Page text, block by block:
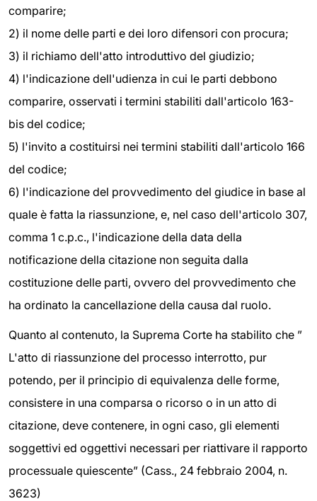
comparire;
2) il nome delle parti e dei loro difensori con procura;
3) il richiamo dell'atto introduttivo del giudizio;
4) l'indicazione dell'udienza in cui le parti debbono
comparire, osservati i termini stabiliti dall'articolo 163-
bis del codice;
5) l'invito a costituirsi nei termini stabiliti dall'articolo 166
del codice;
6) l'indicazione del provvedimento del giudice in base al
quale è fatta la riassunzione, e, nel caso dell'articolo 307,
comma 1 c.p.c., l'indicazione della data della
notificazione della citazione non seguita dalla
costituzione delle parti, ovvero del provvedimento che
ha ordinato la cancellazione della causa dal ruolo.
Quanto al contenuto, la Suprema Corte ha stabilito che ”
L'atto di riassunzione del processo interrotto, pur
potendo, per il principio di equivalenza delle forme,
consistere in una comparsa o ricorso o in un atto di
citazione, deve contenere, in ogni caso, gli elementi
soggettivi ed oggettivi necessari per riattivare il rapporto
processuale quiescente” (Cass., 24 febbraio 2004, n.
3623)